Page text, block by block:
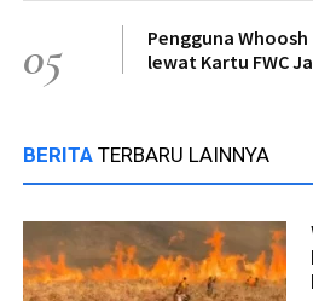
05
Pengguna
lewat Kartu FWC
BERITA TERBARU LAINNYA